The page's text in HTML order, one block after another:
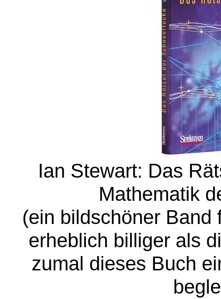
Ian Stewart: Das
Mathematik
(ein bildschöner Band
erheblich billiger als
zumal dieses Buch